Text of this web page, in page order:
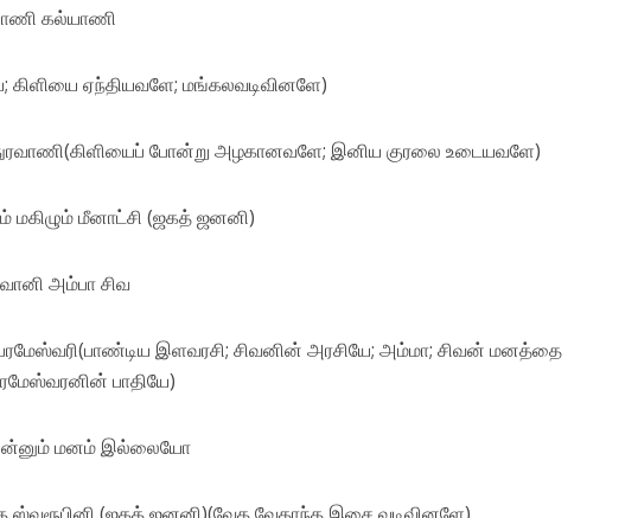
கல்யாணி
ஏந்தியவளே; மங்கலவடிவினளே)
போன்று அழகானவளே; இனிய குரலை உடையவளே)
மீனாட்சி (ஜகத் ஜனனி)
அம்பா சிவ
இளவரசி; சிவனின் அரசியே; அம்மா; சிவன் மனத்தை
பாதியே)
மனம் இல்லையோ